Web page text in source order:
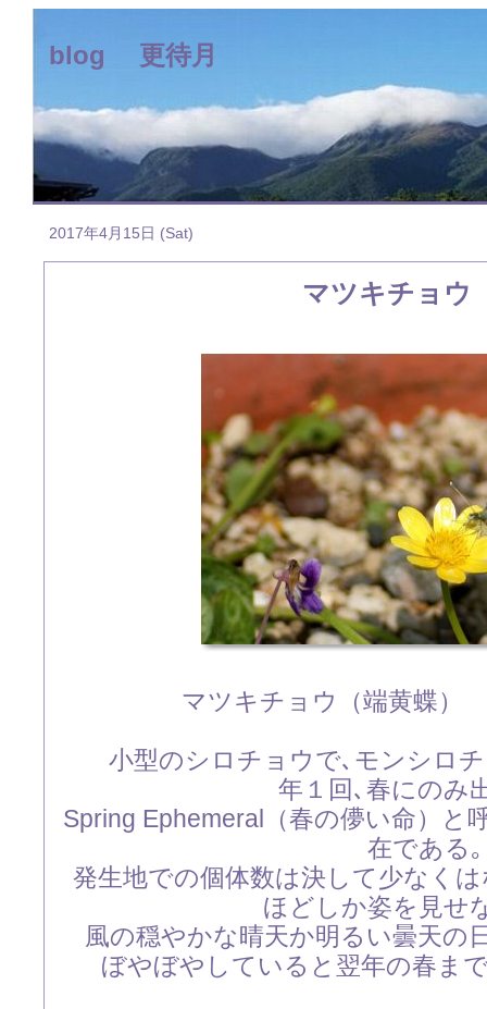
blog 更待月
2017年4月15日 (Sat)
マツキチョウ
マツキチョウ（端黄蝶
小型のシロチョウで､モンシロ
年１回､春にのみ
Spring Ephemeral（春の儚い命）と
在である｡
発生地での個体数は決して少なく
ほどしか姿を見せ
風の穏やかな晴天か明るい曇天の
ぼやぼやしていると翌年の春ま